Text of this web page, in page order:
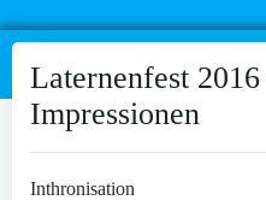
Laternenfest
Impressionen
Inthronisation